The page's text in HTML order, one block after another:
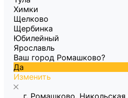
Химки
Щелково
Щербинка
Юбилейный
Ярославль
Ваш город Ромашково?
Да
Изменить
г. Ромашково, Никольская